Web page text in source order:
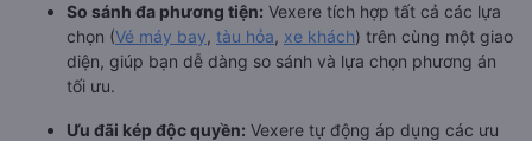
So sánh đa phương tiện: Vexere tích hợp tất cả các lựa
chọn (Vé máy bay, tàu hỏa, xe khách) trên cùng một giao
diện, giúp bạn dễ dàng so sánh và lựa chọn phương án
tối ưu.
Ưu đãi kép độc quyền: Vexere tự động áp dụng các ưu